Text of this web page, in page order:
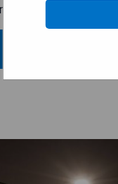
Annehmlichkeiten